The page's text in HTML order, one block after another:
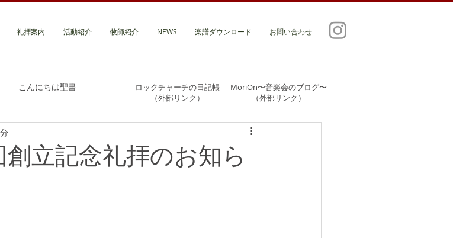
礼拝案内 活動紹介 牧師紹介 NEWS 楽譜ダウンロード お問い合わせ
こんにちは聖書
立記念礼拝のお知ら
ロックチャーチの日記帳
（外部リンク）
MoriOn〜音楽会のブログ〜
​（外部リンク）